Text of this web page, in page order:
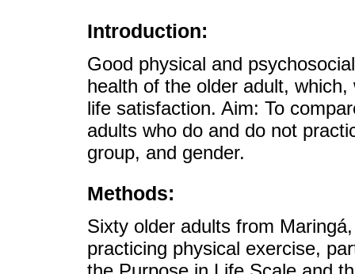
Introduction:
Good physical and
health of the older adult,
life satisfaction. Aim: To
adults who do and do not
group, and gender.
Methods:
Sixty older adults from
practicing physical exercise,